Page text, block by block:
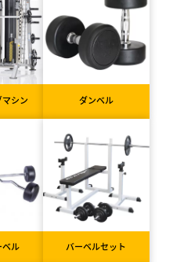
マシン ダンベル
ベル バーベルセット